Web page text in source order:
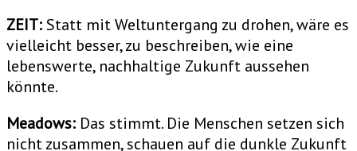
ZEIT:Statt mit Weltuntergang zu drohen, wäre es
vielleicht besser, zu beschreiben, wie eine
lebenswerte, nachhaltige Zukunft aussehen
könnte.
Meadows: Das stimmt. Die Menschen setzen sich
nicht zusammen, schauen auf die dunkle Zukunft